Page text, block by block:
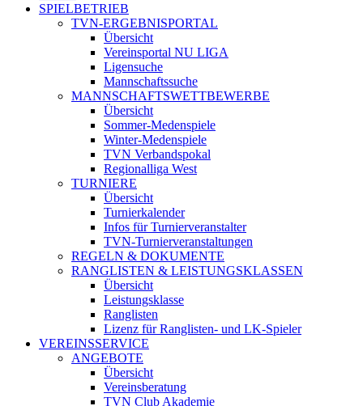
SPIELBETRIEB
TVN-ERGEBNISPORTAL
Übersicht
Vereinsportal NU LIGA
Ligensuche
Mannschaftssuche
MANNSCHAFTSWETTBEWERBE
Übersicht
Sommer-Medenspiele
Winter-Medenspiele
TVN Verbandspokal
Regionalliga West
TURNIERE
Übersicht
Turnierkalender
Infos für Turnierveranstalter
TVN-Turnierveranstaltungen
REGELN & DOKUMENTE
RANGLISTEN & LEISTUNGSKLASSEN
Übersicht
Leistungsklasse
Ranglisten
Lizenz für Ranglisten- und LK-Spieler
VEREINSSERVICE
ANGEBOTE
Übersicht
Vereinsberatung
TVN Club Akademie